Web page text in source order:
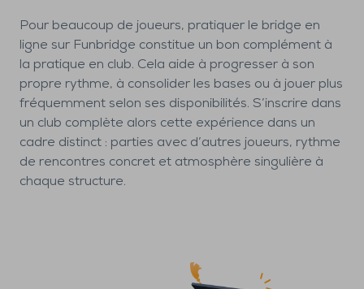
Pour beaucoup de joueurs, pratiquer le bridge en
ligne sur Funbridge constitue un bon complément à
la pratique en club. Cela aide à progresser à son
propre rythme, à consolider les bases ou à jouer plus
fréquemment selon ses disponibilités. S’inscrire dans
un club complète alors cette expérience dans un
cadre distinct : parties avec d’autres joueurs, rythme
de rencontres concret et atmosphère singulière à
chaque structure.